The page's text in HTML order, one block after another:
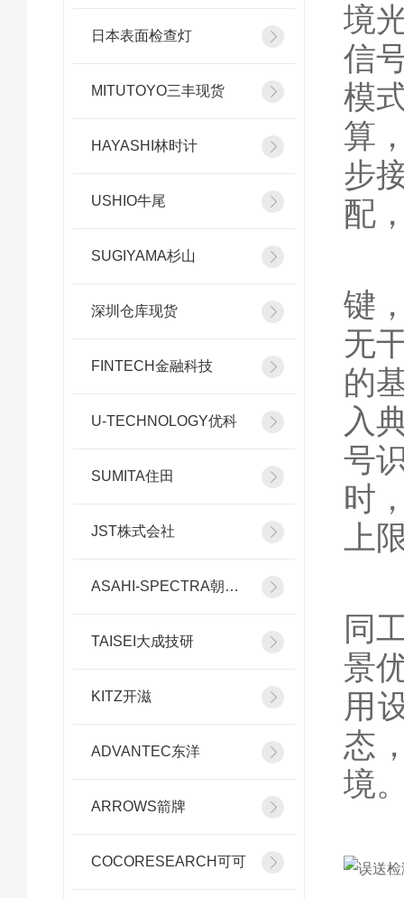
日本表面检查灯
MITUTOYO三丰现货
HAYASHI林时计
USHIO牛尾
SUGIYAMA杉山
深圳仓库现货
FINTECH金融科技
U-TECHNOLOGY优科
SUMITA住田
JST株式会社
ASAHI-SPECTRA朝日分光
TAISEI大成技研
KITZ开滋
ADVANTEC东洋
ARROWS箭牌
COCORESEARCH可可
境
信
模
算
步
配
键
无
的
入
号
时
上
同
景
用
态
境